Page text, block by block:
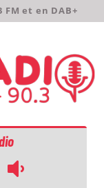
FM et en DAB+